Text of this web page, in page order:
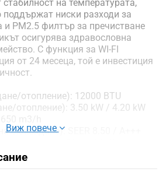
на температурата,
ниски разходи за
и PM2.5 филтър за пречистване
осигурява здравословна
С функция за WI-FI
от 24 месеца, той е инвестиция
отопление): 12000 BTU
отопление): 3.50 kW / 4.20 kW
охлаждане): SEER 8.50 / A+++
от -25 до 30°C
отопление): SCOP 5.50 / A+++
Виж повече